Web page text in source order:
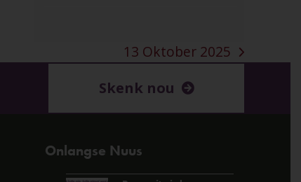
next
post:
13 Oktober 2025
Skenk nou
Onlangse Nuus